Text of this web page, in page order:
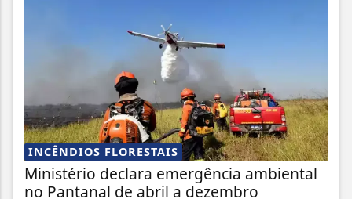
INCÊNDIOS FLORESTAIS
Ministério declara emergência ambiental
no Pantanal de abril a dezembro